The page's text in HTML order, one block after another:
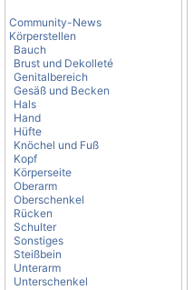
Community-News
Körperstellen
Bauch
Brust und Dekolleté
Genitalbereich
Gesäß und Becken
Hals
Hand
Hüfte
Knöchel und Fuß
Kopf
Körperseite
Oberarm
Oberschenkel
Rücken
Schulter
Sonstiges
Steißbein
Unterarm
Unterschenkel